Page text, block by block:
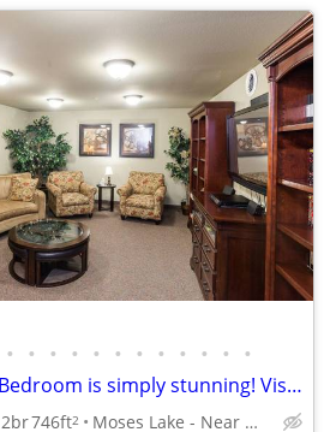
• • • • • • • • • • • •
Wow! This 2 Bedroom is simply stunning! Visit today! 746 Sq Ft!
2br746ft2 Moses Lake - Near Moses Lake High School